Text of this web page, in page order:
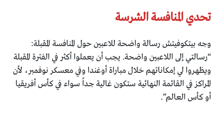
تحدي المنافسة الشرسة
وجه بيتكوفيتش رسالة واضحة للاعبين حول المنافسة المقبلة:
“رسالتي إلى اللاعبين واضحة. يجب أن يعملوا أكثر في الفترة المقبلة
ويظهروا لي إمكاناتهم خلال مباراة أوغندا وفي معسكر نوفمبر، لأن
المراكز في القائمة النهائية ستكون غالية جداً سواء في كأس أفريقيا
أو كأس العالم”.